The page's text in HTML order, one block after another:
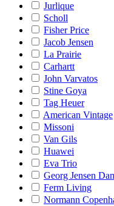
Jurlique
Scholl
Fisher Price
Jacob Jensen
La Prairie
Carhartt
John Varvatos
Stine Goya
Tag Heuer
American Vintage
Missoni
Van Gils
Huawei
Eva Trio
Georg Jensen
Ferm Living
Normann